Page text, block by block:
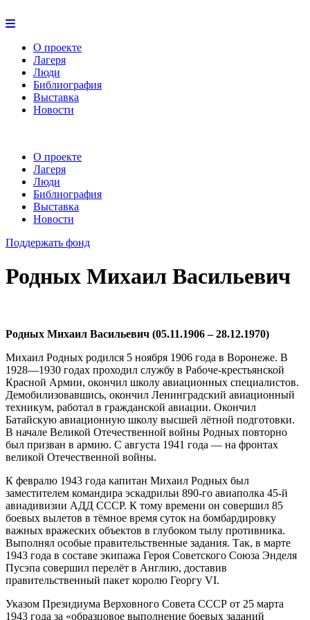
О проекте
Лагеря
Люди
Библиография
Выставка
Новости
О проекте
Лагеря
Люди
Библиография
Выставка
Новости
Поддержать фонд
Родных Михаил Васильевич
Родных Михаил Васильевич (05.11.1906 – 28.12.1970)
Михаил Родных родился 5 ноября 1906 года в Воронеже. В
1928—1930 годах проходил службу в Рабоче-крестьянской
Красной Армии, окончил школу авиационных специалистов.
Демобилизовавшись, окончил Ленинградский авиационный
техникум, работал в гражданской авиации. Окончил
Батайскую авиационную школу высшей лётной подготовки.
В начале Великой Отечественной войны Родных повторно
был призван в армию. С августа 1941 года — на фронтах
великой Отечественной войны.
К февралю 1943 года капитан Михаил Родных был
заместителем командира эскадрильи 890-го авиаполка 45-й
авиадивизии АДД СССР. К тому времени он совершил 85
боевых вылетов в тёмное время суток на бомбардировку
важных вражеских объектов в глубоком тылу противника.
Выполнял особые правительственные задания. Так, в марте
1943 года в составе экипажа Героя Советского Союза Энделя
Пусэпа совершил перелёт в Англию, доставив
правительственный пакет королю Георгу VI.
Указом Президиума Верховного Совета СССР от 25 марта
1943 года за «образцовое выполнение боевых заданий